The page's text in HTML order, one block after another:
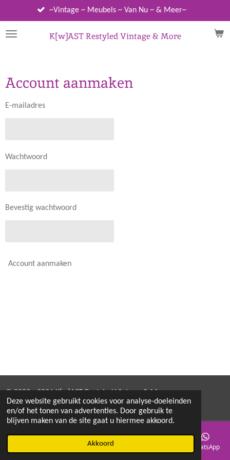
Deze website gebruikt cookies voor analyse-doeleinden
en/of het tonen van advertenties. Door gebruik te
blijven maken van de site gaat u hiermee akkoord.
Akkoord
direct
naar
K[w]AST Restyled Vintage & More
~Vintage ~ Meubels ~ Van Nu ~ & Meer~
Account aanmaken
E-mailadres
Wachtwoord
Bevestig wachtwoord
Account aanmaken
© 2022 - 2026 K[w]AST Restyled Vintage & More
Powered byJouwWeb
Telefoonnummer WhatsApp